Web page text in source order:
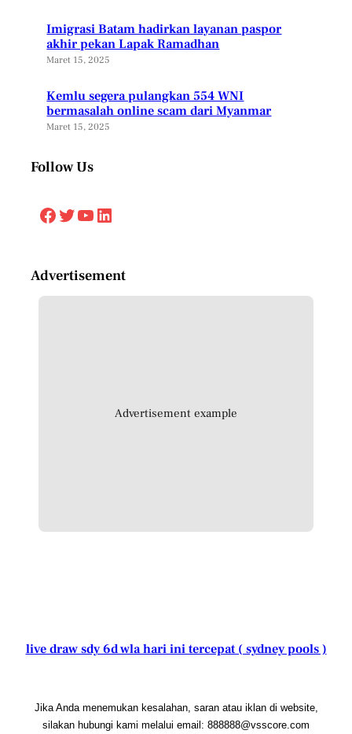
Imigrasi Batam hadirkan layanan paspor
akhir pekan Lapak Ramadhan
Maret 15, 2025
Kemlu segera pulangkan 554 WNI
bermasalah online scam dari Myanmar
Maret 15, 2025
Follow Us
Facebook Twitter YouTube LinkedIn
Advertisement
Advertisement example
live draw sdy 6d wla hari ini tercepat ( sydney pools )
Jika Anda menemukan kesalahan, saran atau iklan di website,
silakan hubungi kami melalui email: 888888@vsscore.com